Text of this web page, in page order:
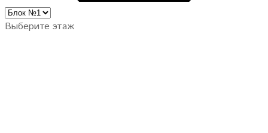
Выберите этаж